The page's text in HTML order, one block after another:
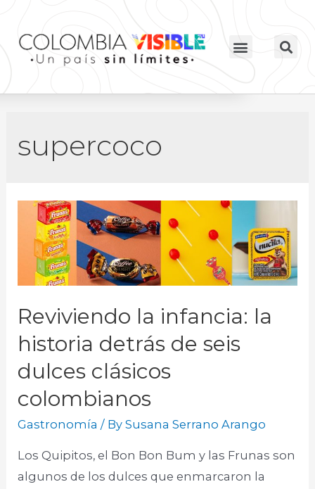
supercoco
Reviviendo la infancia: la
historia detrás de seis
dulces clásicos
colombianos
Gastronomía / BySusana Serrano Arango
Los Quipitos, el Bon Bon Bum y las Frunas son
algunos de los dulces que enmarcaron la